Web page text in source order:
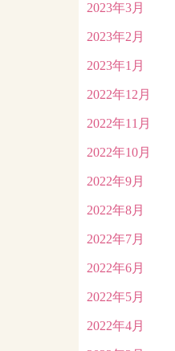
2023年3月
2023年2月
2023年1月
2022年12月
2022年11月
2022年10月
2022年9月
2022年8月
2022年7月
2022年6月
2022年5月
2022年4月